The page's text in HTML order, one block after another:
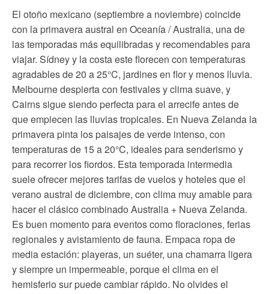
El otoño mexicano (septiembre a noviembre) coincide
con la primavera austral en Oceanía / Australia, una de
las temporadas más equilibradas y recomendables para
viajar. Sídney y la costa este florecen con temperaturas
agradables de 20 a 25°C, jardines en flor y menos lluvia.
Melbourne despierta con festivales y clima suave, y
Cairns sigue siendo perfecta para el arrecife antes de
que empiecen las lluvias tropicales. En Nueva Zelanda la
primavera pinta los paisajes de verde intenso, con
temperaturas de 15 a 20°C, ideales para senderismo y
para recorrer los fiordos. Esta temporada intermedia
suele ofrecer mejores tarifas de vuelos y hoteles que el
verano austral de diciembre, con clima muy amable para
hacer el clásico combinado Australia + Nueva Zelanda.
Es buen momento para eventos como floraciones, ferias
regionales y avistamiento de fauna. Empaca ropa de
media estación: playeras, un suéter, una chamarra ligera
y siempre un impermeable, porque el clima en el
hemisferio sur puede cambiar rápido. No olvides el